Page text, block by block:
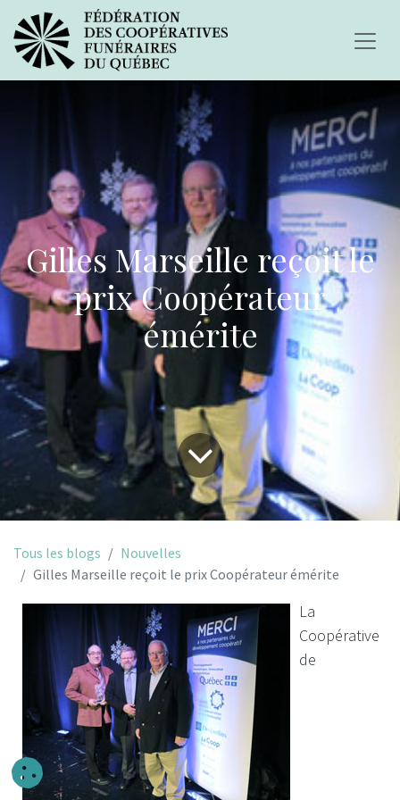
Gilles Marseille reçoit le
prix Coopérateur
émérite
Tous les blogs
Nouvelles
Gilles Marseille reçoit le prix Coopérateur émérite
La
Coopérative
de